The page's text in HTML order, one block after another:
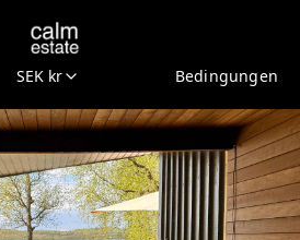
SEK kr Bedingungen